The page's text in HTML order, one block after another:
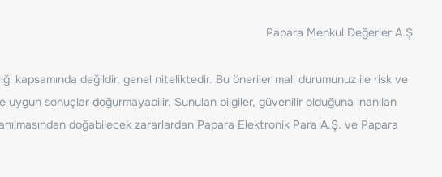
Papara Menkul Değerler A.Ş.
kapsamında değildir, genel niteliktedir. Bu öneriler mali durumunuz ile risk ve
sonuçlar doğurmayabilir. Sunulan bilgiler, güvenilir olduğuna inanılan
doğabilecek zararlardan Papara Elektronik Para A.Ş. ve Papara